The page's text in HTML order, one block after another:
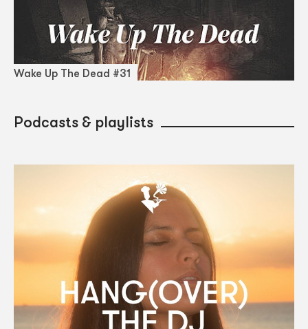
Wake Up The Dead #31
Podcasts & playlists